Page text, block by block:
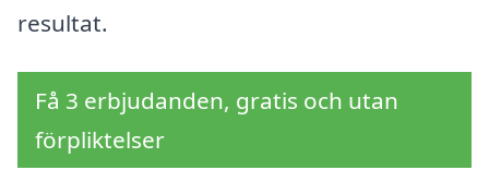
resultat.
Få 3 erbjudanden, gratis och utan
förpliktelser